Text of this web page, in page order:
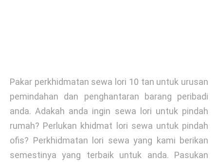
Pakar perkhidmatan sewa lori 10 tan untuk urusan
pemindahan dan penghantaran barang peribadi
anda. Adakah anda ingin sewa lori untuk pindah
rumah? Perlukan khidmat lori sewa untuk pindah
ofis? Perkhidmatan lori sewa yang kami berikan
semestinya yang terbaik untuk anda. Pasukan